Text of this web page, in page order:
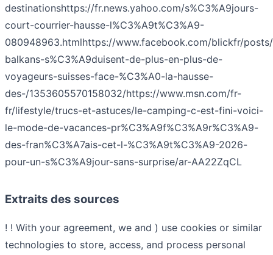
destinationshttps://fr.news.yahoo.com/s%C3%A9jours-
court-courrier-hausse-l%C3%A9t%C3%A9-
080948963.htmlhttps://www.facebook.com/blickfr/
balkans-s%C3%A9duisent-de-plus-en-plus-de-
voyageurs-suisses-face-%C3%A0-la-hausse-
des-/1353605570158032/https://www.msn.com/fr-
fr/lifestyle/trucs-et-astuces/le-camping-c-est-fini-voici-
le-mode-de-vacances-pr%C3%A9f%C3%A9r%C3%A9-
des-fran%C3%A7ais-cet-l-%C3%A9t%C3%A9-2026-
pour-un-s%C3%A9jour-sans-surprise/ar-AA22ZqCL
Extraits des sources
! ! With your agreement, we and ) use cookies or similar
technologies to store, access, and process personal